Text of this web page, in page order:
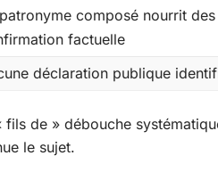
composé nourrit
factuelle
déclaration publique
fils de » débouche
le sujet.